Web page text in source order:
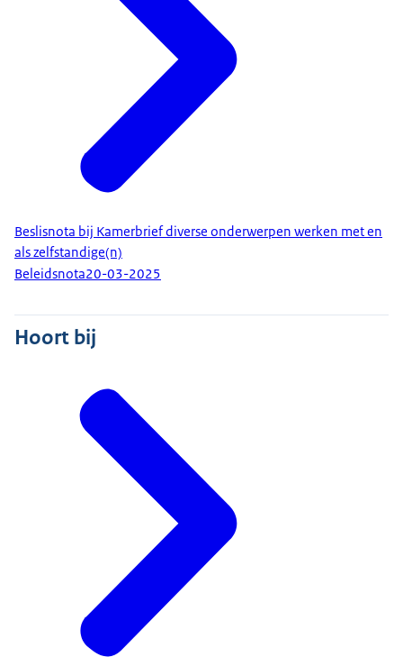
Beslisnota bij Kamerbrief diverse onderwerpen werken met en
als zelfstandige(n)
Beleidsnota20-03-2025
Hoort bij